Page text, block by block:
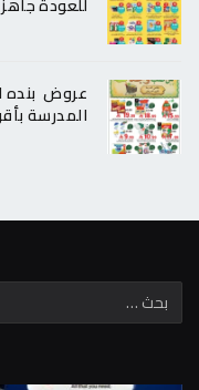
المدرسة